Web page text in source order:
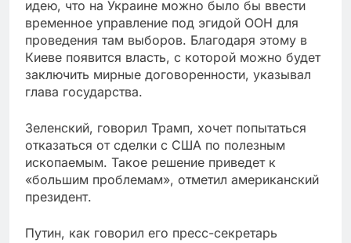
идею, что на Украине можно было бы ввести
временное управление под эгидой ООН для
проведения там выборов. Благодаря этому в
Киеве появится власть, с которой можно будет
заключить мирные договоренности, указывал
глава государства.
Зеленский, говорил Трамп, хочет попытаться
отказаться от сделки с США по полезным
ископаемым. Такое решение приведет к
«большим проблемам», отметил американский
президент.
Путин, как говорил его пресс-секретарь